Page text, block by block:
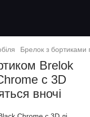
Брелок з бортиками
Brelok
c 3D
вночі